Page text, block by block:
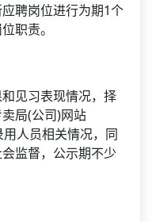
聘岗位进行为期1个
职责。
见习表现情况，择
局(公司)网站
人员相关情况，同
监督，公示期不少